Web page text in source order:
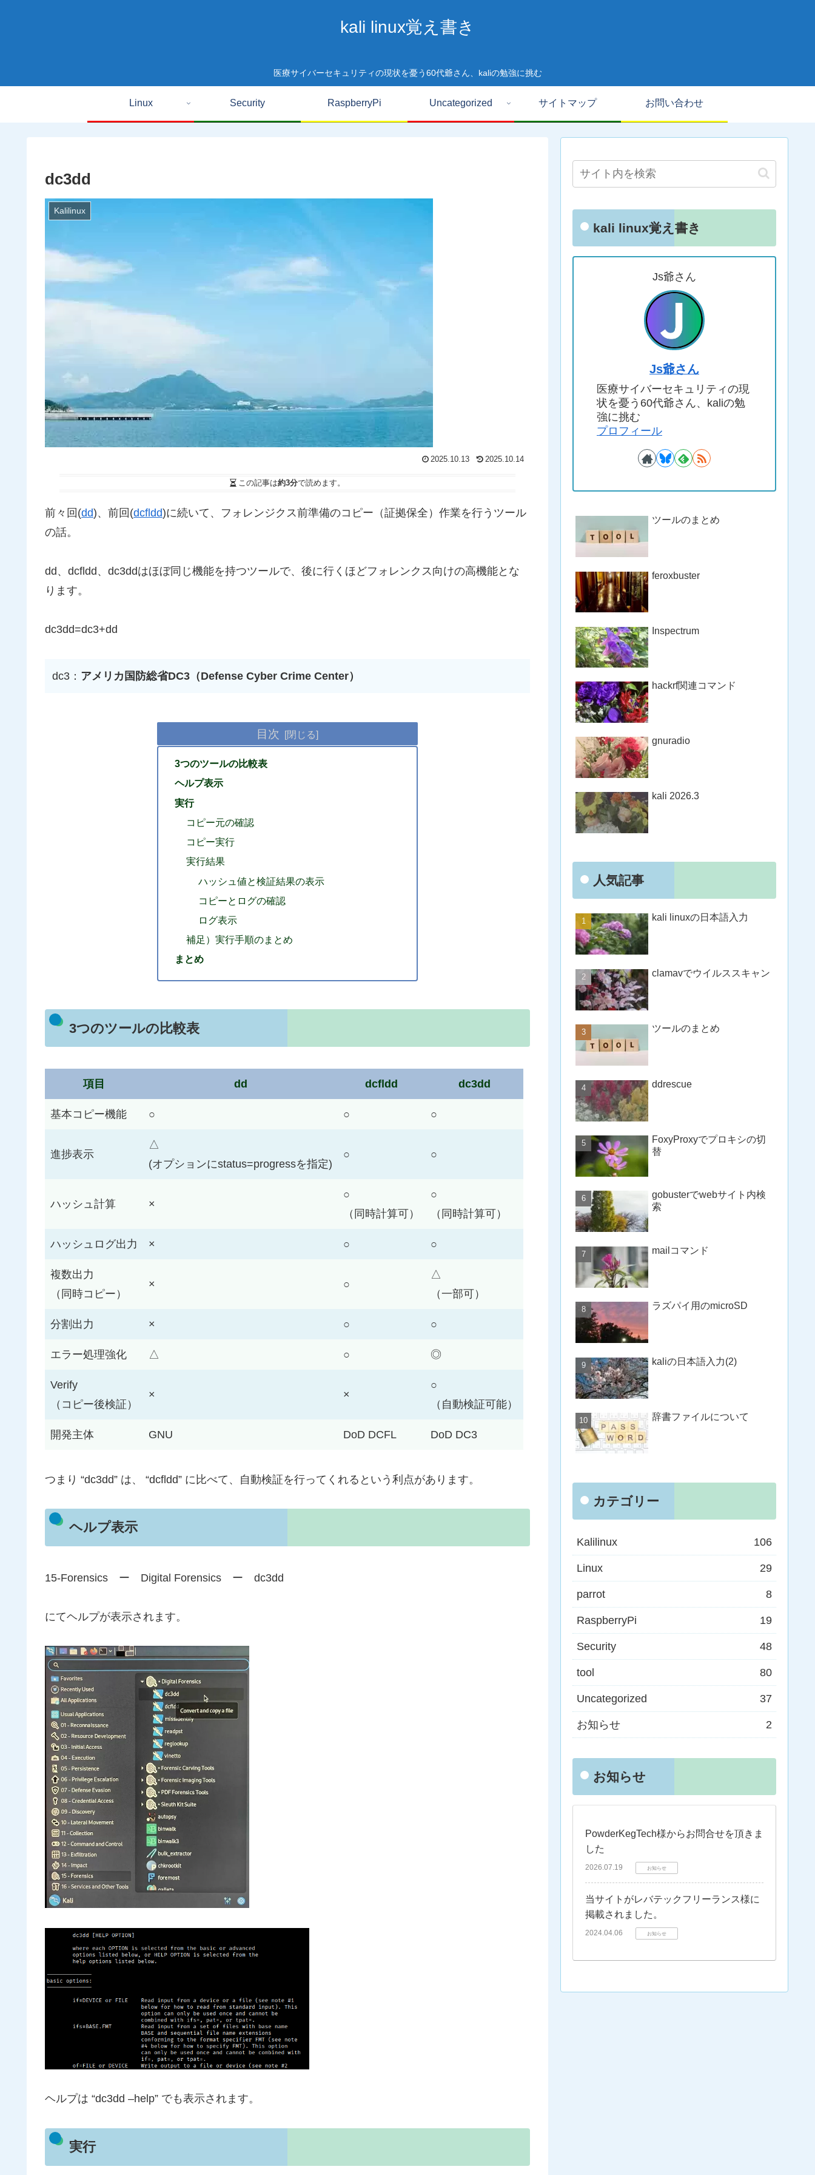
kali linux覚え書き
医療サイバーセキュリティの現状を憂う60代爺さん、kaliの勉強に挑む
Linux Security RaspberryPi Uncategorized サイトマップ お問い合わせ
dc3dd
Kalilinux
2025.10.13 2025.10.14
この記事は約3分で読めます。
前々回(dd)、前回(dcfldd)に続いて、フォレンジクス前準備のコピー（証拠保全）作業を行うツール
の話。
dd、dcfldd、dc3ddはほぼ同じ機能を持つツールで、後に行くほどフォレンクス向けの高機能とな
ります。
dc3dd=dc3+dd
dc3： アメリカ国防総省DC3（Defense Cyber Crime Center）
目次
3つのツールの比較表
ヘルプ表示
実行
コピー元の確認
コピー実行
実行結果
ハッシュ値と検証結果の表示
コピーとログの確認
ログ表示
補足）実行手順のまとめ
まとめ
3つのツールの比較表
項目 dd dcfldd dc3dd
基本コピー機能 ○ ○ ○
進捗表示
△
(オプションにstatus=progressを指定)
○ ○
ハッシュ計算 ×
○
（同時計算可）
○
（同時計算可）
ハッシュログ出力 × ○ ○
複数出力
（同時コピー）
× ○
△
（一部可）
分割出力 × ○ ○
エラー処理強化 △ ○ ◎
Verify
（コピー後検証）
× ×
○
（自動検証可能）
開発主体 GNU DoD DCFL DoD DC3
つまり “dc3dd” は、 “dcfldd” に比べて、自動検証を行ってくれるという利点があります。
ヘルプ表示
15-Forensics ー Digital Forensics ー dc3dd
にてヘルプが表示されます。
ヘルプは “dc3dd –help” でも表示されます。
実行
kali linux覚え書き
Js爺さん
Js爺さん
医療サイバーセキュリティの現
状を憂う60代爺さん、kaliの勉
強に挑む
プロフィール
ツールのまとめ
feroxbuster
Inspectrum
hackrf関連コマンド
gnuradio
kali 2026.3
人気記事
kali linuxの日本語入力
clamavでウイルススキャン
ツールのまとめ
ddrescue
FoxyProxyでプロキシの切
替
gobusterでwebサイト内検
索
mailコマンド
ラズパイ用のmicroSD
kaliの日本語入力(2)
辞書ファイルについて
カテゴリー
Kalilinux 106
Linux 29
parrot 8
RaspberryPi 19
Security 48
tool 80
Uncategorized 37
お知らせ 2
お知らせ
PowderKegTech様からお問合せを頂きま
した
2026.07.19 お知らせ
当サイトがレバテックフリーランス様に
掲載されました。
2024.04.06 お知らせ